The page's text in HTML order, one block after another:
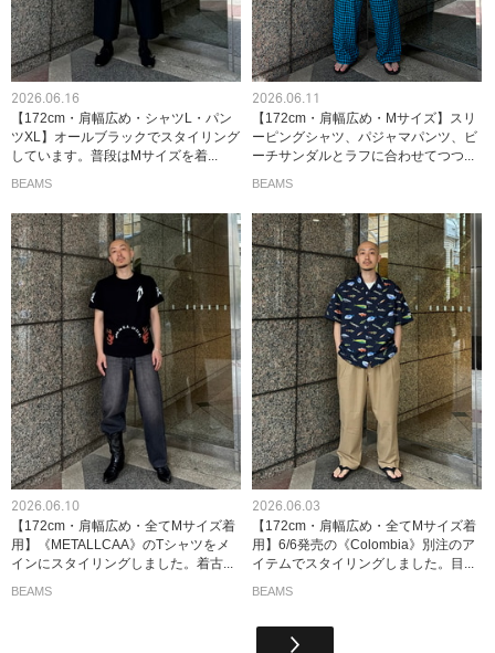
2026.06.16
【172cm・肩幅広め・シャツL・パン
ツXL】オールブラックでスタイリング
しています。普段はMサイズを着...
BEAMS
2026.06.11
【172cm・肩幅広め・Mサイズ】スリ
ーピングシャツ、パジャマパンツ、ビ
ーチサンダルとラフに合わせてつつ...
BEAMS
2026.06.10
【172cm・肩幅広め・全てMサイズ着
用】《METALLCAA》のTシャツをメ
インにスタイリングしました。着古...
BEAMS
2026.06.03
【172cm・肩幅広め・全てMサイズ着
用】6/6発売の《Colombia》別注のア
イテムでスタイリングしました。目...
BEAMS